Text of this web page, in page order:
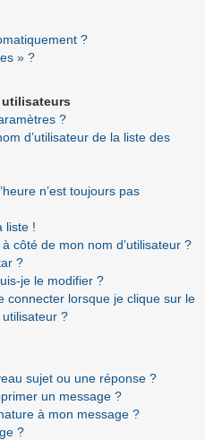
?
» ?
utilisateurs
?
d’utilisateur de la liste des
n’est toujours pas
liste !
côté de mon nom d’utilisateur ?
?
je le modifier ?
connecter lorsque je clique sur le
utilisateur ?
sujet ou une réponse ?
un message ?
à mon message ?
?